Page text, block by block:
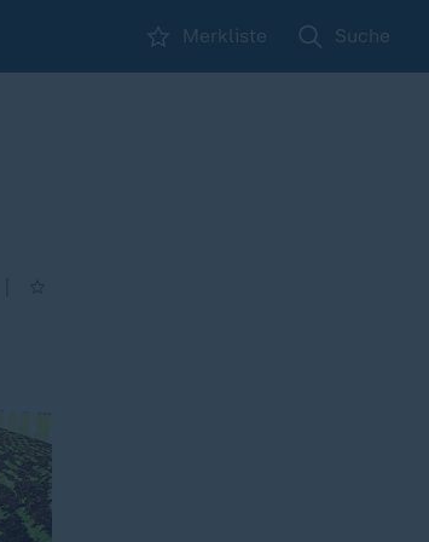
Merkliste Suche